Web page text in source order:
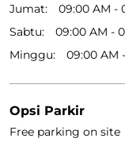
Jumat
09:00 AM -
Sabtu
09:00 AM -
Minggu
09:00 AM
Opsi Parkir
Free parking on site